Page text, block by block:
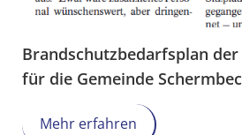
Brandschutzbedarfsplan der
für die Gemeinde
Mehr erfahren